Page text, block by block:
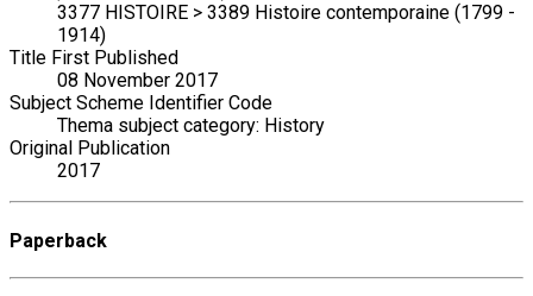
3377 HISTOIRE > 3389 Histoire contemporaine (1799 -
1914)
Title First Published
08 November 2017
Subject Scheme Identifier Code
Thema subject category: History
Original Publication
2017
Paperback